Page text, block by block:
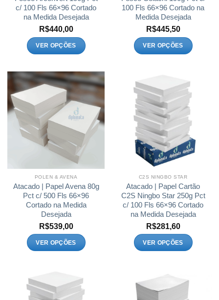
c/ 100 Fls 66×96 Cortado
na Medida Desejada
R$440,00
VER OPÇÕES
tem
várias
variantes.
As
opções
podem
escolhidas
página
do
produto
100 Fls 66×96 Cortado na
Medida Desejada
R$445,50
VER OPÇÕES
várias
variantes.
As
opções
podem
ser
escolhidas
na
do
produto
POLEN & AVENA
Atacado | Papel Avena 80g
Pct c/ 500 Fls 66×96
Cortado na Medida
Desejada
R$539,00
VER OPÇÕES
várias
variantes.
C2S NINGBO STAR
Atacado | Papel Cartão
C2S Ningbo Star 250g Pct
c/ 100 Fls 66×96 Cortado
na Medida Desejada
R$281,60
VER OPÇÕES
várias